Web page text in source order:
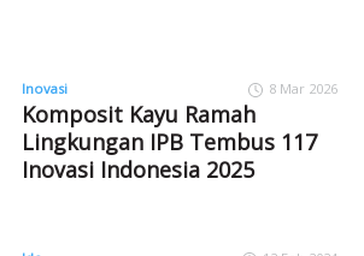
Inovasi 8 Mar 2026
Komposit Kayu Ramah
Lingkungan IPB Tembus 117
Inovasi Indonesia 2025